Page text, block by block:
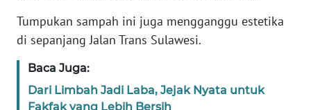
Tumpukan sampah ini juga mengganggu estetika
di sepanjang Jalan Trans Sulawesi.
Baca Juga:
Dari Limbah Jadi Laba, Jejak Nyata untuk
Fakfak yang Lebih Bersih
Wahana
News
WN
SUMUT